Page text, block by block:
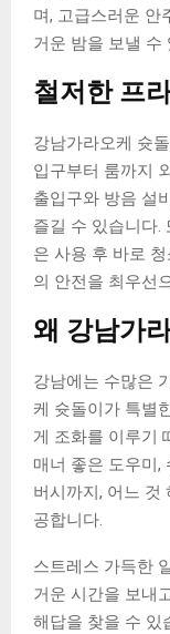
며, 고급스러운 안
거운 밤을 보낼 수
철저한 프
강남가라오케 슛
입구부터 룸까지
출입구와 방음 설
즐길 수 있습니다.
은 사용 후 바로
의 안전을 최우선
왜 강남가
강남에는 수많은
케 슛돌이가 특별
게 조화를 이루기
매너 좋은 도우미,
버시까지, 어느 것
공합니다.
스트레스 가득한
거운 시간을 보내
해답을 찾을 수 있